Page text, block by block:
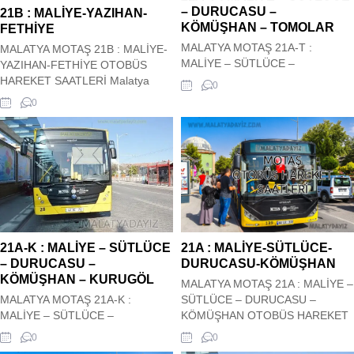
TEPEKÖY-TOPRAKTEPE-
SÜTLÜCE OTOBÜS HAREKET
SAATLERİ
21B : MALİYE-YAZIHAN-
FETHİYE
MALATYA MOTAŞ 21B : MALİYE-
YAZIHAN-FETHİYE OTOBÜS
HAREKET SAATLERİ Malatya
Motaş Şehir içi 21B : MALİYE-
YAZIHAN-FETHİYE Otobüs Kalkış
saatleri siz değerli
ziyaretçilerimizin hizmetindedir.
Hareket saatleri güncel olup
sitemiz tarafından güncel olarak
çekilmektedir. 21B : MALİYE-
YAZIHAN-FETHİYE OTOBÜS
HAREKET SAATLERİ
0
– DURUCASU –
KÖMÜŞHAN – TOMOLAR
MALATYA MOTAŞ 21A-T :
MALİYE – SÜTLÜCE –
DURUCASU – KÖMÜŞHAN –
TOMOLAR OTOBÜS HAREKET
21A-T : MALİYE – SÜTLÜCE –
DURUCASU – KÖMÜŞHAN –
TOMOLAR Otobüs Kalkış saatleri
siz değerli ziyaretçilerimizin
hizmetindedir. Hareket saatleri
güncel olup sitemiz tarafından
güncel olarak çekilmektedir. 21A-
T :...
0
21A-K : MALİYE – SÜTLÜCE
– DURUCASU –
KÖMÜŞHAN – KURUGÖL
MALATYA MOTAŞ 21A-K :
MALİYE – SÜTLÜCE –
DURUCASU – KÖMÜŞHAN –
KURUGÖL OTOBÜS HAREKET
0
21A : MALİYE-SÜTLÜCE-
DURUCASU-KÖMÜŞHAN
MALATYA MOTAŞ 21A : MALİYE –
SÜTLÜCE – DURUCASU –
KÖMÜŞHAN OTOBÜS HAREKET
SAATLERİ Malatya Motaş Şehir içi
21A : MALİYE – SÜTLÜCE –
0